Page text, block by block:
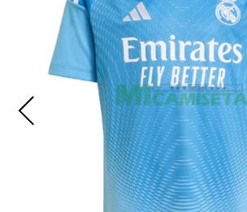
Ligue 1
Serie A
Premier League